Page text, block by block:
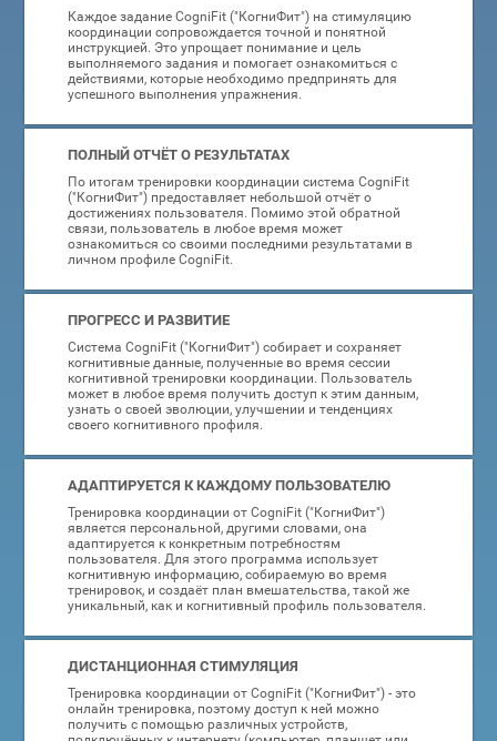
Каждое задание CogniFit ("КогниФит") на стимуляцию
координации сопровождается точной и понятной
инструкцией. Это упрощает понимание и цель
выполняемого задания и помогает ознакомиться с
действиями, которые необходимо предпринять для
успешного выполнения упражнения.
ПОЛНЫЙ ОТЧЁТ О РЕЗУЛЬТАТАХ
По итогам тренировки координации система CogniFit
("КогниФит") предоставляет небольшой отчёт о
достижениях пользователя. Помимо этой обратной
связи, пользователь в любое время может
ознакомиться со своими последними результатами в
личном профиле CogniFit.
ПРОГРЕСС И РАЗВИТИЕ
Система CogniFit ("КогниФит") собирает и сохраняет
когнитивные данные, полученные во время сессии
когнитивной тренировки координации. Пользователь
может в любое время получить доступ к этим данным,
узнать о своей эволюции, улучшении и тенденциях
своего когнитивного профиля.
АДАПТИРУЕТСЯ К КАЖДОМУ ПОЛЬЗОВАТЕЛЮ
Тренировка координации от CogniFit ("КогниФит")
является персональной, другими словами, она
адаптируется к конкретным потребностям
пользователя. Для этого программа использует
когнитивную информацию, собираемую во время
тренировок, и создаёт план вмешательства, такой же
уникальный, как и когнитивный профиль пользователя.
ДИСТАНЦИОННАЯ СТИМУЛЯЦИЯ
Тренировка координации от CogniFit ("КогниФит") - это
онлайн тренировка, поэтому доступ к ней можно
получить с помощью различных устройств,